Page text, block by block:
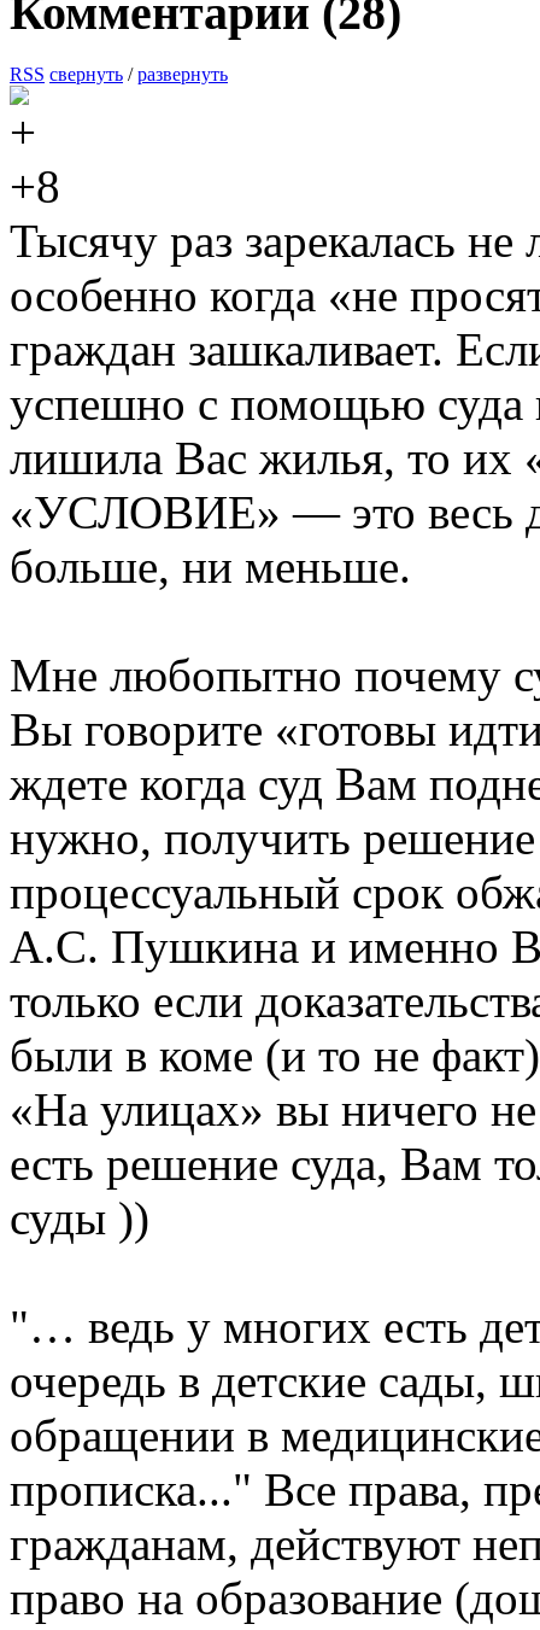
Комментарии (28)
RSS свернуть /развернуть
+8
Тысячу раз зарекалась
особенно когда «не
граждан зашкаливает.
успешно с помощью суда
лишила Вас жилья, то
«УСЛОВИЕ» — это весь
больше, ни меньше.
Мне любопытно почему
Вы говорите «готовы
ждете когда суд Вам
нужно, получить
процессуальный срок
А.С. Пушкина и именно
только если
были в коме (и то не
«На улицах» вы ничего
есть решение суда, Вам
суды ))
"… ведь у многих есть
очередь в детские сады,
обращении в
прописка..." Все права,
гражданам, действуют
право на образование